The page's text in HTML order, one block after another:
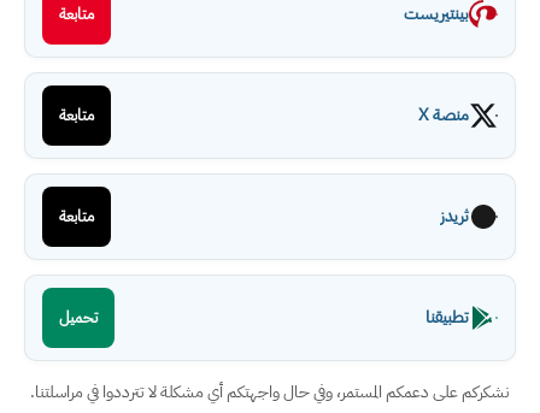
بينتيريست متابعة
منصة X متابعة
ثريدز متابعة
تطبيقنا تحميل
نشكركم على دعمكم المستمر، وفي حال واجهتكم أي مشكلة لا تترددوا في مراسلتنا.